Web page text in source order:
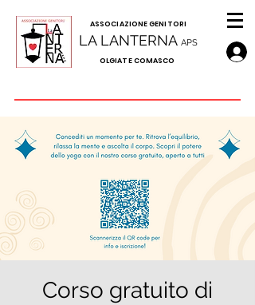
LA LANTERNA APS
ASSOCIAZIONE GENITORI
OLGIATE COMASCO
Corso gratuito di